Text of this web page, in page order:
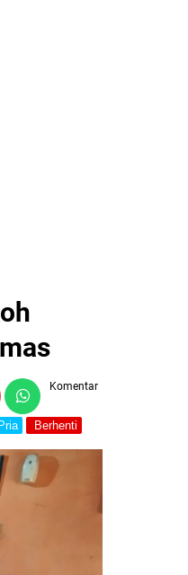
Komentar
Berhenti